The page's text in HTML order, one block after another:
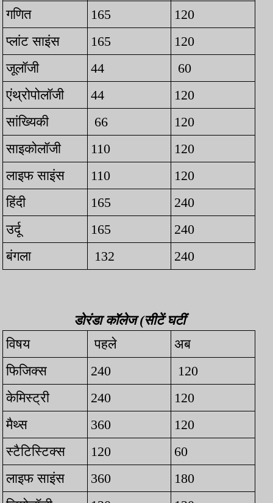
गणित
165
120
प्लांट साइंस
165
120
जूलॉजी
44
60
एंथ्रोपोलॉजी
44
120
सांख्यिकी
66
120
साइकोलॉजी
110
120
लाइफ साइंस
110
120
हिंदी
165
240
उर्दू
165
240
बंगला
132 240
डोरंडा कॉलेज (सीटें घटीं
विषय
पहले
अब
फिजिक्स
240
120
केमिस्ट्री
240
120
मैथ्स
360
120
स्टैटिस्टिक्स
120
60
लाइफ साइंस
360
180